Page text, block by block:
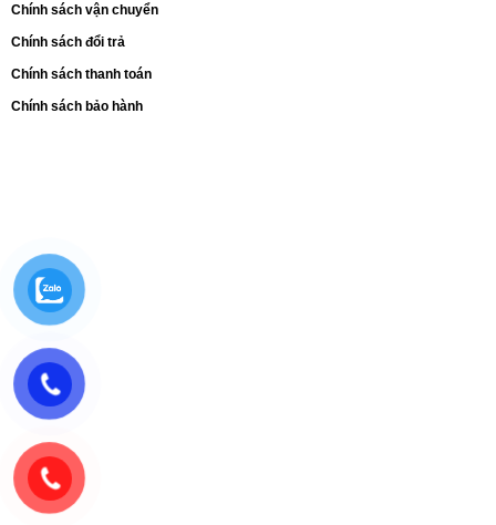
Chính sách vận chuyển
Chính sách đổi trả
Chính sách thanh toán
Chính sách bảo hành